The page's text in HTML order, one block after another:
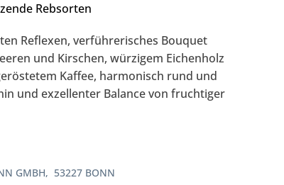
Rebsorten
Reflexen, verführerisches Bouquet
und Kirschen, würzigem Eichenholz
Kaffee, harmonisch rund und
und exzellenter Balance von fruchtiger
GMBH, 53227 BONN